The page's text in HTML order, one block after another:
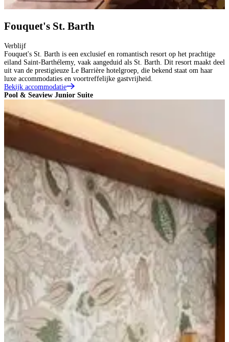
Fouquet's St. Barth
Verblijf
Fouquet's St. Barth is een exclusief en romantisch resort op het prachtige
eiland Saint-Barthélemy, vaak aangeduid als St. Barth. Dit resort maakt deel
uit van de prestigieuze Le Barrière hotelgroep, die bekend staat om haar
luxe accommodaties en voortreffelijke gastvrijheid.
Bekijk accommodatie
Pool & Seaview Junior Suite